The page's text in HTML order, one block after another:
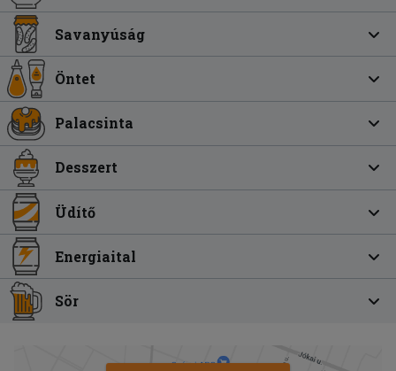
Savanyúság
Öntet
Palacsinta
Desszert
Üdítő
Energiaital
Sör